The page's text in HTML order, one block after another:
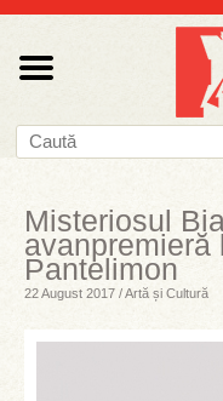
Misteriosul
avanpremieră
Pantelimon
22 August 2017 / Artă și Cultură